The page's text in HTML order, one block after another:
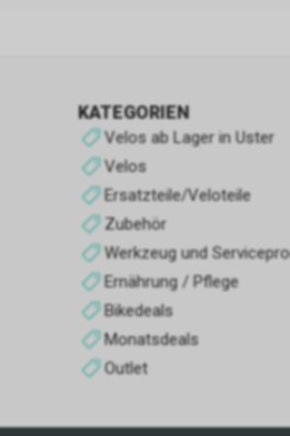
KATEGORIEN
Velos ab Lager in Uster
Velos
Ersatzteile/Veloteile
Zubehör
Werkzeug und
Ernährung / Pflege
Bikedeals
Monatsdeals
Outlet
Informationen über die Anzeigen
angezeigt werden. Sie können anonym
Werbeflächen sammeln,
wenn sie
einen Dritten sammeln, um diese
über das Surferlebnis des